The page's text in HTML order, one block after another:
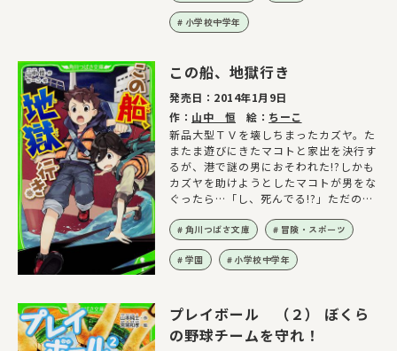
小学校中学年
この船、地獄行き
発売日： 2014年1月9日
作： 山中 恒 絵： ちーこ
新品大型ＴＶを壊しちまったカズヤ。た
またま遊びにきたマコトと家出を決行す
るが、港で謎の男におそわれた!?しかも
カズヤを助けようとしたマコトが男をな
ぐったら…「し、死んでる!?」ただの家
角川つばさ文庫 冒険・スポーツ
学園 小学校中学年
プレイボール （２） ぼくら
の野球チームを守れ！